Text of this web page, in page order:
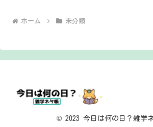
ホーム 未分類
© 2023 今日は何の日？雑学